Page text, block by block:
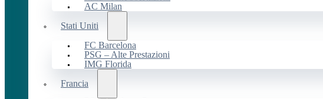
AC Milan
Stati Uniti
FC Barcelona
PSG – Alte Prestazioni
IMG Florida
Francia